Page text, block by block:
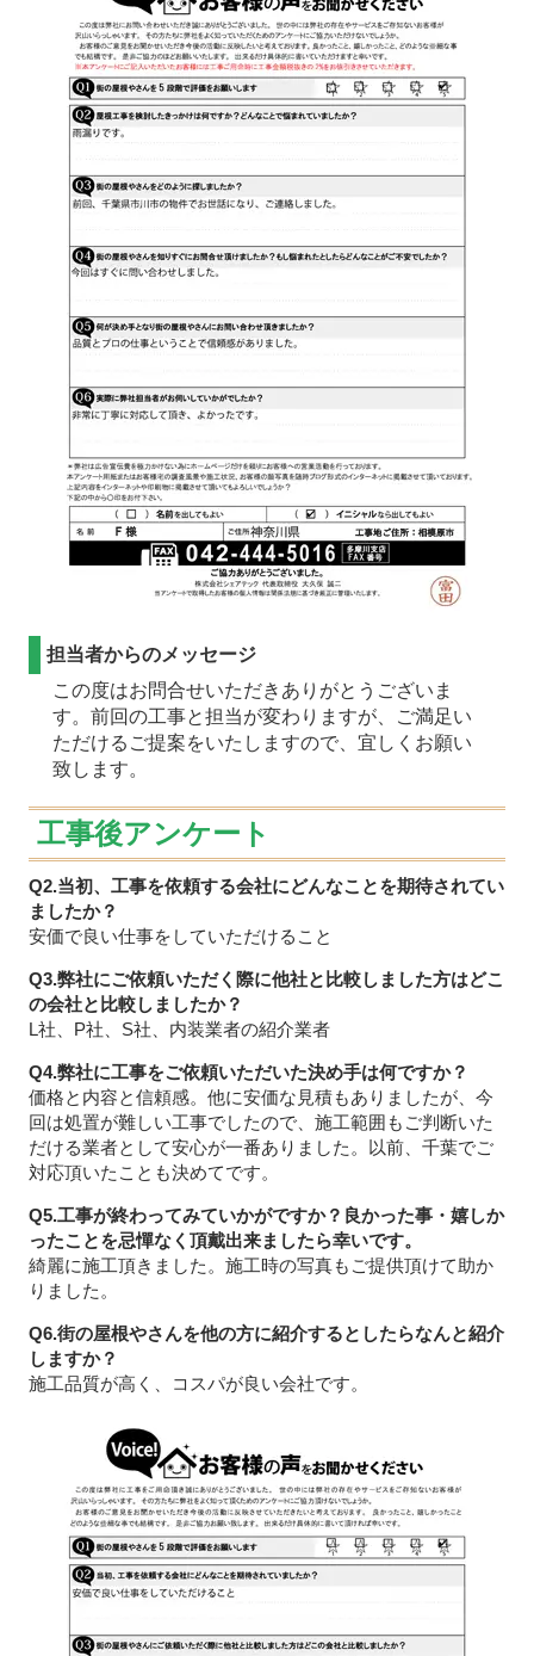
担当者からのメッセージ
この度はお問合せいただきありがとうございま
す。前回の工事と担当が変わりますが、ご満足い
ただけるご提案をいたしますので、宜しくお願い
致します。
工事後アンケート
Q2.当初、工事を依頼する会社にどんなことを期待されてい
ましたか？
安価で良い仕事をしていただけること
Q3.弊社にご依頼いただく際に他社と比較しました方はどこ
の会社と比較しましたか？
L社、P社、S社、内装業者の紹介業者
Q4.弊社に工事をご依頼いただいた決め手は何ですか？
価格と内容と信頼感。他に安価な見積もありましたが、今
回は処置が難しい工事でしたので、施工範囲もご判断いた
だける業者として安心が一番ありました。以前、千葉でご
対応頂いたことも決めてです。
Q5.工事が終わってみていかがですか？良かった事・嬉しか
ったことを忌憚なく頂戴出来ましたら幸いです。
綺麗に施工頂きました。施工時の写真もご提供頂けて助か
りました。
Q6.街の屋根やさんを他の方に紹介するとしたらなんと紹介
しますか？
施工品質が高く、コスパが良い会社です。